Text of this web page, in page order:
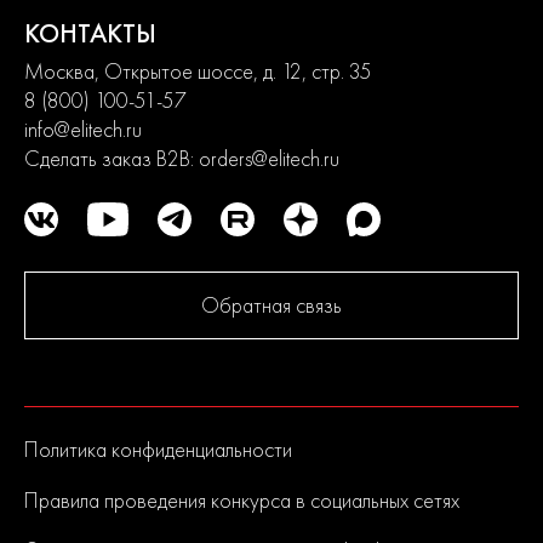
КОНТАКТЫ
Москва, Открытое шоссе, д. 12, стр. 35
8 (800) 100-51-57
info@elitech.ru
Сделать заказ B2B: orders@elitech.ru
Обратная связь
Политика конфиденциальности
Правила проведения конкурса в социальных сетях